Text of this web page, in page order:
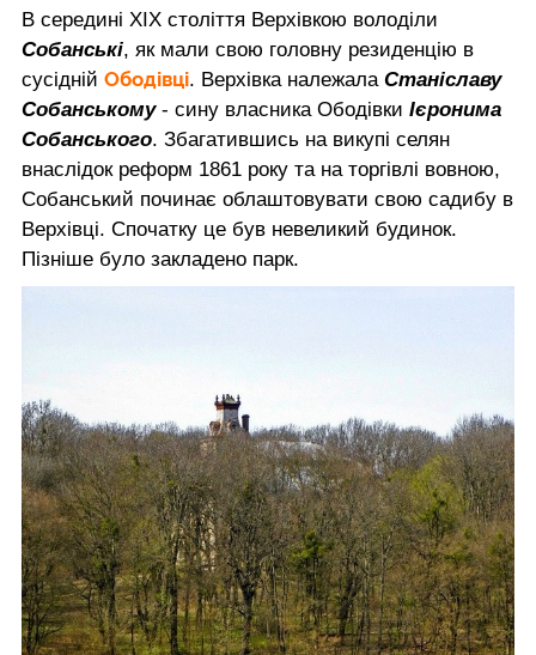
В середині ХІХ століття Верхівкою володіли
Собанські, як мали свою головну резиденцію в
сусідній Ободівці. Верхівка належала Станіславу
Собанському - сину власника Ободівки Ієронима
Собанського. Збагатившись на викупі селян
внаслідок реформ 1861 року та на торгівлі вовною,
Собанський починає облаштовувати свою садибу в
Верхівці. Спочатку це був невеликий будинок.
Пізніше було закладено парк.